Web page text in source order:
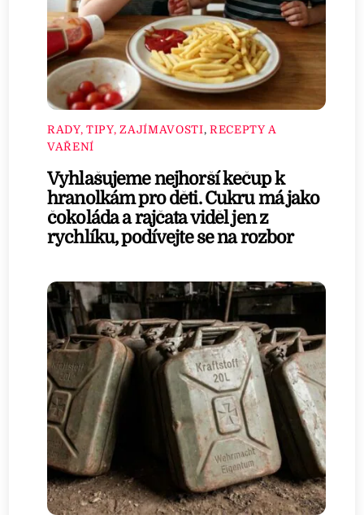
RADY, TIPY, ZAJÍMAVOSTI, RECEPTY A
VAŘENÍ
Vyhlašujeme nejhorší kečup k
hranolkám pro děti. Cukru má jako
čokoláda a rajčata viděl jen z
rychlíku, podívejte se na rozbor